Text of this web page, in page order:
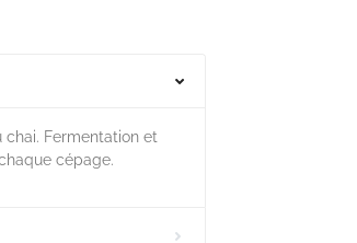
Fermentation et
cépage.